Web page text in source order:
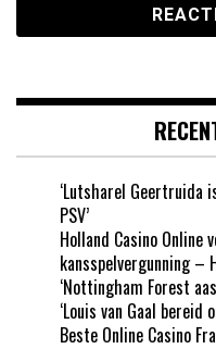
‘Lutsharel Geertruida
PSV’
Holland Casino Online
kansspelvergunning –
‘Nottingham Forest
‘Louis van Gaal bereid
Beste Online Casino